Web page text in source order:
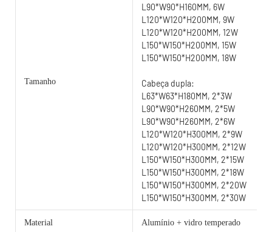
Tamanho
L90*W90*H160MM, 6W
L120*W120*H200MM, 9W
L120*W120*H200MM, 12W
L150*W150*H200MM, 15W
L150*W150*H200MM, 18W
Cabeça dupla:
L63*W63*H180MM, 2*3W
L90*W90*H260MM, 2*5W
L90*W90*H260MM, 2*6W
L120*W120*H300MM, 2*9W
L120*W120*H300MM, 2*12W
L150*W150*H300MM, 2*15W
L150*W150*H300MM, 2*18W
L150*W150*H300MM, 2*20W
L150*W150*H300MM, 2*30W
Material Alumínio + vidro temperado